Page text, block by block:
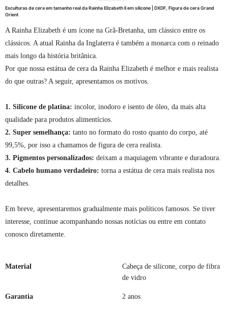
Esculturas de cera em tamanho real da Rainha Elizabeth II em silicone | DXDF, Figura de cera Grand
Orient
A Rainha Elizabeth é um ícone na Grã-Bretanha, um clássico entre os
clássicos. A atual Rainha da Inglaterra é também a monarca com o reinado
mais longo da história britânica.
Por que nossa estátua de cera da Rainha Elizabeth é melhor e mais realista
do que outras? A seguir, apresentamos os motivos.
1. Silicone de platina: incolor, inodoro e isento de óleo, da mais alta
qualidade para produtos alimentícios.
2. Super semelhança: tanto no formato do rosto quanto do corpo, até
99,5%, por isso a chamamos de figura de cera realista.
3. Pigmentos personalizados: deixam a maquiagem vibrante e duradoura.
4. Cabelo humano verdadeiro: torna a estátua de cera mais realista nos
detalhes.
Em breve, apresentaremos gradualmente mais políticos famosos. Se tiver
interesse, continue acompanhando nossas notícias ou entre em contato
conosco diretamente.
Material
Cabeça de silicone, corpo de fibra
de vidro
Garantia 2 anos